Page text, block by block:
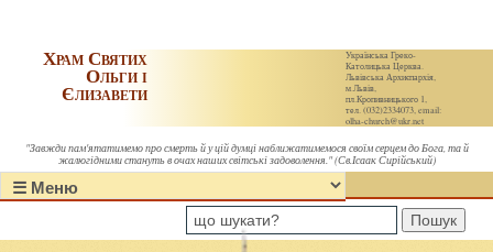
Українська Греко-
Католицька Церква.
Львівська Архиєпархія,
м.Львів,
пл.Кропивницького 1,
тел. (032)2334073, email:
olha-church@ukr.net
Храм Святих
Ольги і
Єлизавети
"Завжди пам'ятатимемо про смерть й у цій думці наближатимемося своїм серцем до Бога, та й
жалюгідними стануть в очах наших світські задоволення." (Св.Ісаак Сирійський)
Пошук